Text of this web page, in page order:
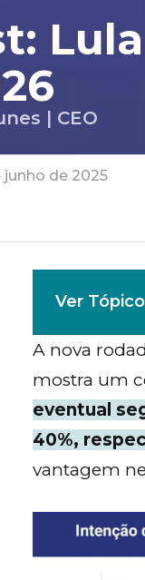
| CEO
de 2025
Ver
A nova
mostra um
eventual
40%,
vantagem